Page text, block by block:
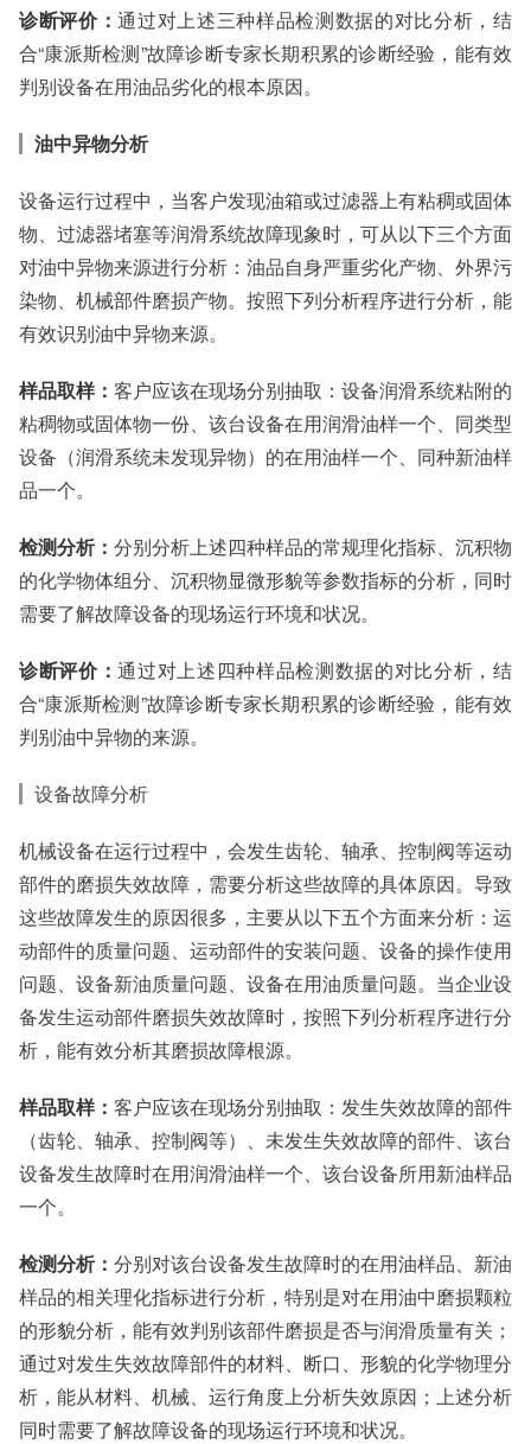
诊断评价：通过对上述三种样品检测数据的对比分析，结
合“康派斯检测”故障诊断专家长期积累的诊断经验，能有效
判别设备在用油品劣化的根本原因。
油中异物分析
设备运行过程中，当客户发现油箱或过滤器上有粘稠或固体
物、过滤器堵塞等润滑系统故障现象时，可从以下三个方面
对油中异物来源进行分析：油品自身严重劣化产物、外界污
染物、机械部件磨损产物。按照下列分析程序进行分析，能
有效识别油中异物来源。
样品取样： 客户应该在现场分别抽取：设备润滑系统粘附的
粘稠物或固体物一份、该台设备在用润滑油样一个、同类型
设备（润滑系统未发现异物）的在用油样一个、同种新油样
品一个。
检测分析： 分别分析上述四种样品的常规理化指标、沉积物
的化学物体组分、沉积物显微形貌等参数指标的分析，同时
需要了解故障设备的现场运行环境和状况。
诊断评价：通过对上述四种样品检测数据的对比分析，结
合“康派斯检测”故障诊断专家长期积累的诊断经验，能有效
判别油中异物的来源。
设备故障分析
机械设备在运行过程中，会发生齿轮、轴承、控制阀等运动
部件的磨损失效故障，需要分析这些故障的具体原因。导致
这些故障发生的原因很多，主要从以下五个方面来分析：运
动部件的质量问题、运动部件的安装问题、设备的操作使用
问题、设备新油质量问题、设备在用油质量问题。当企业设
备发生运动部件磨损失效故障时，按照下列分析程序进行分
析，能有效分析其磨损故障根源。
样品取样： 客户应该在现场分别抽取：发生失效故障的部件
（齿轮、轴承、控制阀等）、未发生失效故障的部件、该台
设备发生故障时在用润滑油样一个、该台设备所用新油样品
一个。
检测分析： 分别对该台设备发生故障时的在用油样品、新油
样品的相关理化指标进行分析，特别是对在用油中磨损颗粒
的形貌分析，能有效判别该部件磨损是否与润滑质量有关；
通过对发生失效故障部件的材料、断口、形貌的化学物理分
析，能从材料、机械、运行角度上分析失效原因；上述分析
同时需要了解故障设备的现场运行环境和状况。